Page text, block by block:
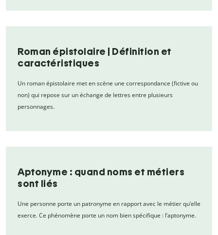
Roman épistolaire | Définition et
caractéristiques
Un roman épistolaire met en scène une correspondance (fictive ou
non) qui repose sur un échange de lettres entre plusieurs
personnages.
Aptonyme : quand noms et métiers
sont liés
Une personne porte un patronyme en rapport avec le métier qu’elle
exerce. Ce phénomène porte un nom bien spécifique : l’aptonyme.